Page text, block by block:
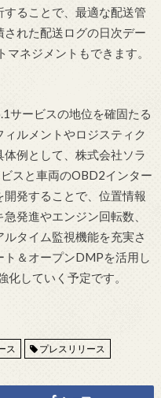
ることで、最適な配送管
れた配送ログの日次デー
ネジメントもできます。
サービスの地位を確固たる
ルメントやロジスティク
例として、株式会社ソラ
スと車両のOBD2インター
発することで、位置情報
発進やエンジン回転数、
タイム監視機能を充実さ
＆オープンDMPを活用し
していく予定です。
ス プレスリリース